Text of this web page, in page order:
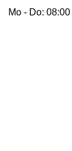
Mo - Do: